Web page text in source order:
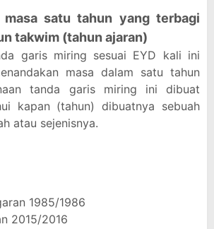
masa satu tahun yang terbagi
takwim (tahun ajaran)
garis miring sesuai EYD kali ini
masa dalam satu tahun
tanda garis miring ini dibuat
kapan (tahun) dibuatnya sebuah
atau sejenisnya.
1985/1986
2015/2016